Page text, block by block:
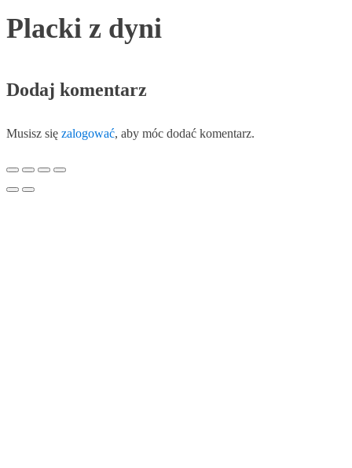
Placki z dyni
Dodaj komentarz
Musisz się zalogować, aby móc dodać komentarz.